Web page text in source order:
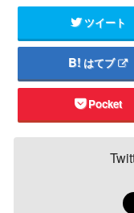
ツイート
はてブ
Pocket